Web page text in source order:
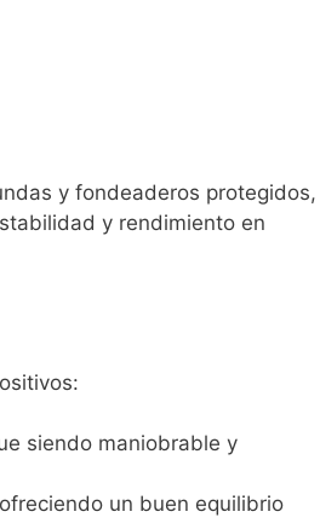
y fondeaderos protegidos,
y rendimiento en
siendo maniobrable y
un buen equilibrio